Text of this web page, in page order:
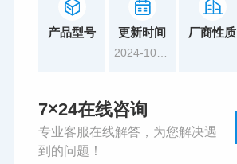
产品型号 更新时间 厂商性质
7×24在线咨询
专业客服在线解答，为您解决遇
到的问题！